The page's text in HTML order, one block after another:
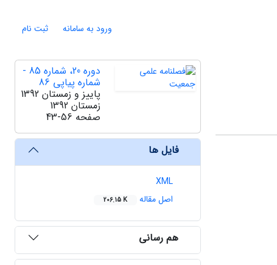
ورود به سامانه ثبت نام
دوره 20، شماره 85 -
شماره پیاپی 86
پاییز و زمستان 1392
زمستان 1392
صفحه 43-56
فایل ها
XML
اصل مقاله
206.15 K
هم رسانی